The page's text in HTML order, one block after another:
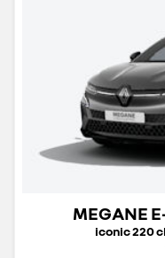
MEGANE
iconic 220